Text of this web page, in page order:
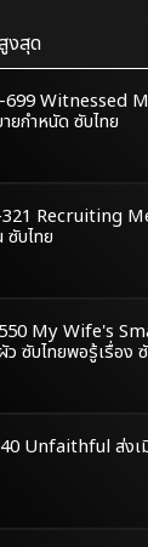
สุด
Witnessed
ยกำหนัด ซับไทย
321 Recruiting
ซับไทย
My Wife's
ว ซับไทยพอรู้เรื่อง
Unfaithful ส่งเ